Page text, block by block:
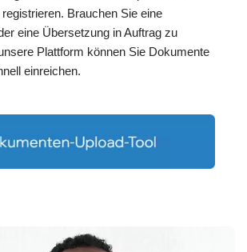
Brauchen Sie eine
eine Übersetzung in Auftrag zu
Plattform können Sie Dokumente
einreichen.